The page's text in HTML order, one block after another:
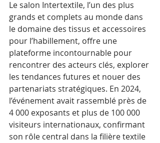
Le salon Intertextile, l’un des plus
grands et complets au monde dans
le domaine des tissus et accessoires
pour l’habillement, offre une
plateforme incontournable pour
rencontrer des acteurs clés, explorer
les tendances futures et nouer des
partenariats stratégiques. En 2024,
l’événement avait rassemblé près de
4 000 exposants et plus de 100 000
visiteurs internationaux, confirmant
son rôle central dans la filière textile